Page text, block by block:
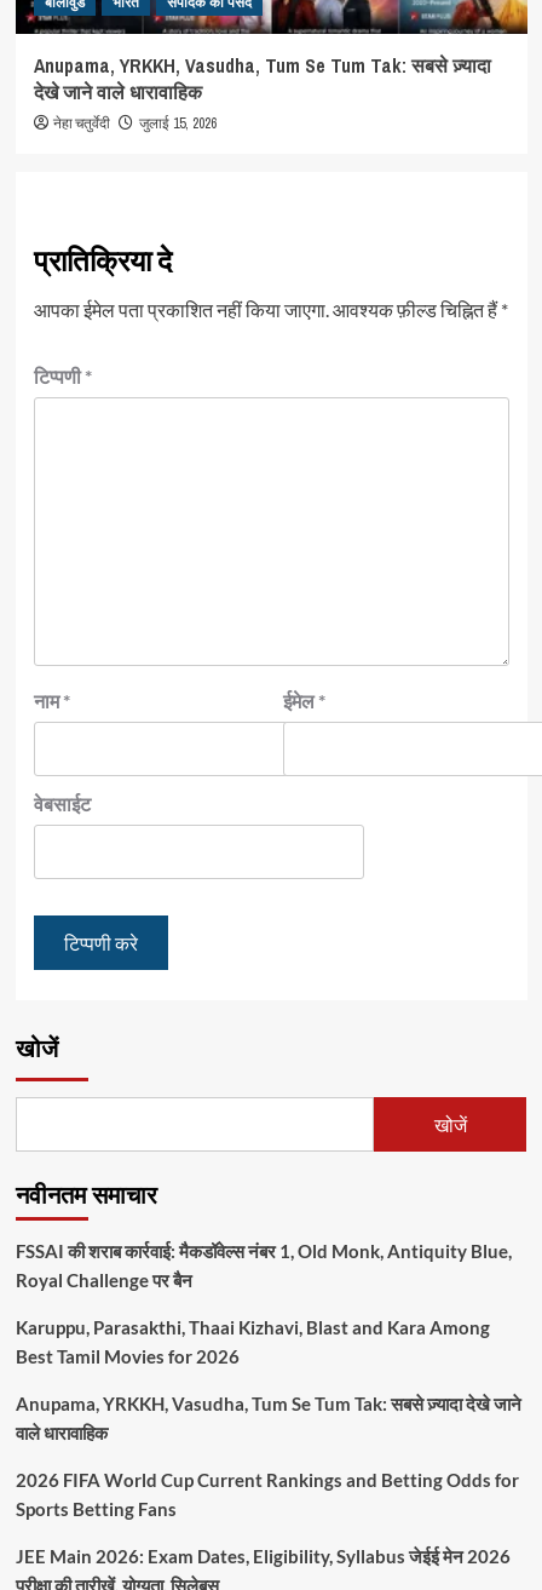
Anupama, YRKKH, Vasudha, Tum Se Tum Tak: सबसे ज़्यादा
देखे जाने वाले धारावाहिक
नेहा चतुर्वेदी जुलाई 15, 2026
प्रातिक्रिया दे
आपका ईमेल पता प्रकाशित नहीं किया जाएगा.आवश्यक फ़ील्ड चिह्नित हैं*
टिप्पणी*
नाम* ईमेल*
वेबसाईट
खोजें
खोजें
नवीनतम समाचार
FSSAI की शराब कार्रवाई: मैकडॉवेल्स नंबर 1, Old Monk, Antiquity Blue,
Royal Challenge पर बैन
Karuppu, Parasakthi, Thaai Kizhavi, Blast and Kara Among
Best Tamil Movies for 2026
Anupama, YRKKH, Vasudha, Tum Se Tum Tak: सबसे ज़्यादा देखे जाने
वाले धारावाहिक
2026 FIFA World Cup Current Rankings and Betting Odds for
Sports Betting Fans
JEE Main 2026: Exam Dates, Eligibility, Syllabus जेईई मेन 2026
परीक्षा की तारीखें, योग्यता, सिलेबस